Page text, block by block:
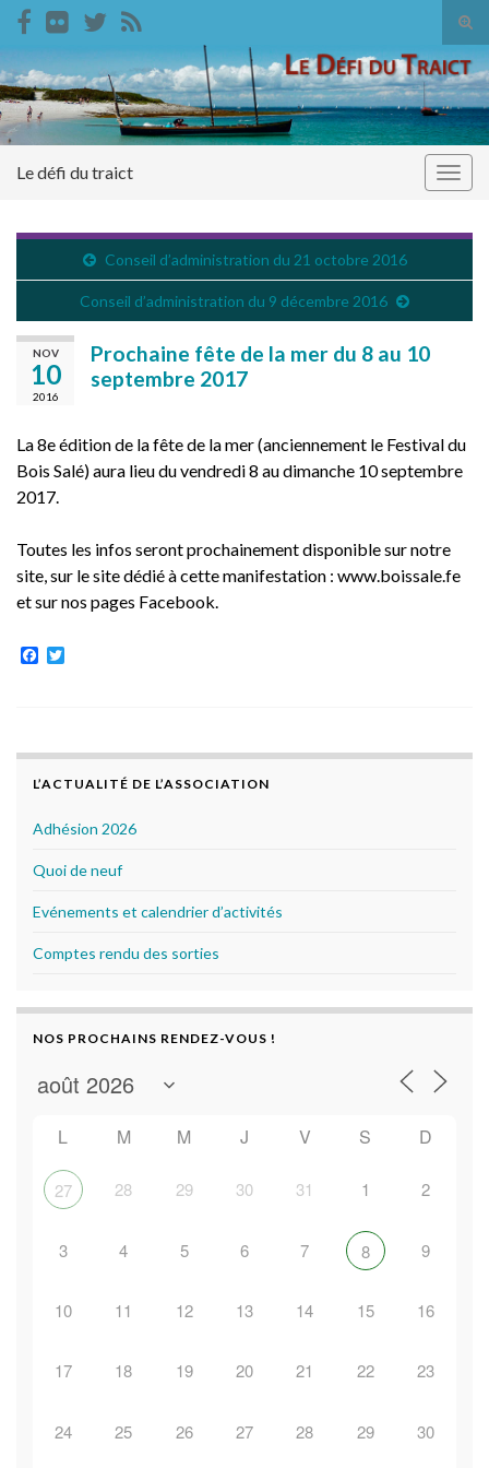
Search for:
Le défi du traict
Conseil d’administration du 21 octobre 2016
Conseil d’administration du 9 décembre 2016
NOV
10
2016
Prochaine fête de la mer du 8 au 10
septembre 2017
La 8e édition de la fête de la mer (anciennement le Festival du
Bois Salé) aura lieu du vendredi 8 au dimanche 10 septembre
2017.
Toutes les infos seront prochainement disponible sur notre
site, sur le site dédié à cette manifestation : www.boissale.fe
et sur nos pages Facebook.
F
o
k
r
L’ACTUALITÉ DE L’ASSOCIATION
Adhésion 2026
Quoi de neuf
Evénements et calendrier d’activités
Comptes rendu des sorties
NOS PROCHAINS RENDEZ-VOUS !
L M M J V S D
27 28 29 30 31 1 2
3 4 5 6 7 8 9
10 11 12 13 14 15 16
17 18 19 20 21 22 23
24 25 26 27 28 29 30